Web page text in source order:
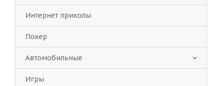
Интернет приколы
Покер
Автомобильные
Игры